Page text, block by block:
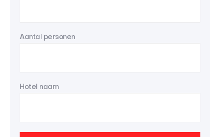
Aantal personen
Hotel naam